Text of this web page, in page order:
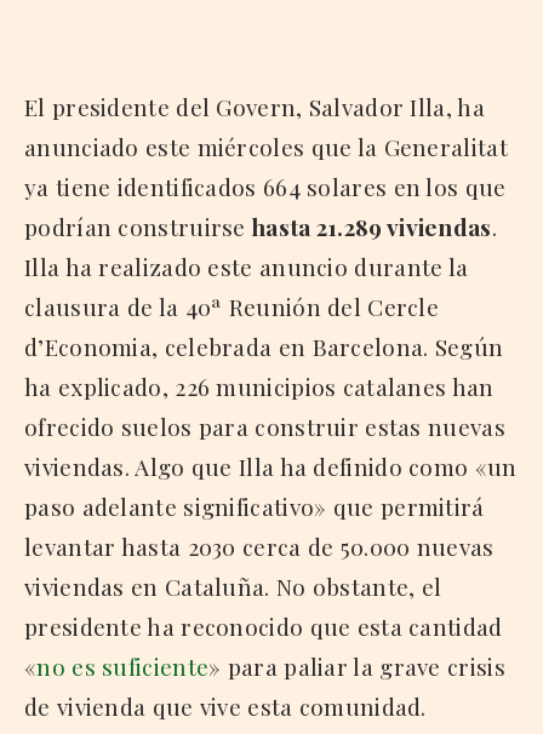
El presidente del Govern, Salvador Illa, ha
anunciado este miércoles que la Generalitat
ya tiene identificados 664 solares en los que
podrían construirse hasta 21.289 viviendas.
Illa ha realizado este anuncio durante la
clausura de la 40ª Reunión del Cercle
d’Economia, celebrada en Barcelona. Según
ha explicado, 226 municipios catalanes han
ofrecido suelos para construir estas nuevas
viviendas. Algo que Illa ha definido como «un
paso adelante significativo» que permitirá
levantar hasta 2030 cerca de 50.000 nuevas
viviendas en Cataluña. No obstante, el
presidente ha reconocido que esta cantidad
«no es suficiente» para paliar la grave crisis
de vivienda que vive esta comunidad.